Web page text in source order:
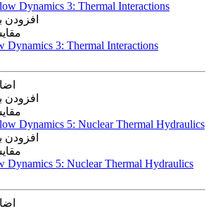
افزودن
Dynamics 3: Thermal Interactions
افزودن
افزودن
Dynamics 5: Nuclear Thermal Hydraulics